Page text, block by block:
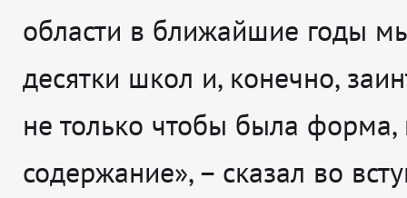
области в ближайшие годы
десятки школ и, конечно,
не только чтобы была форма,
содержание», – сказал во